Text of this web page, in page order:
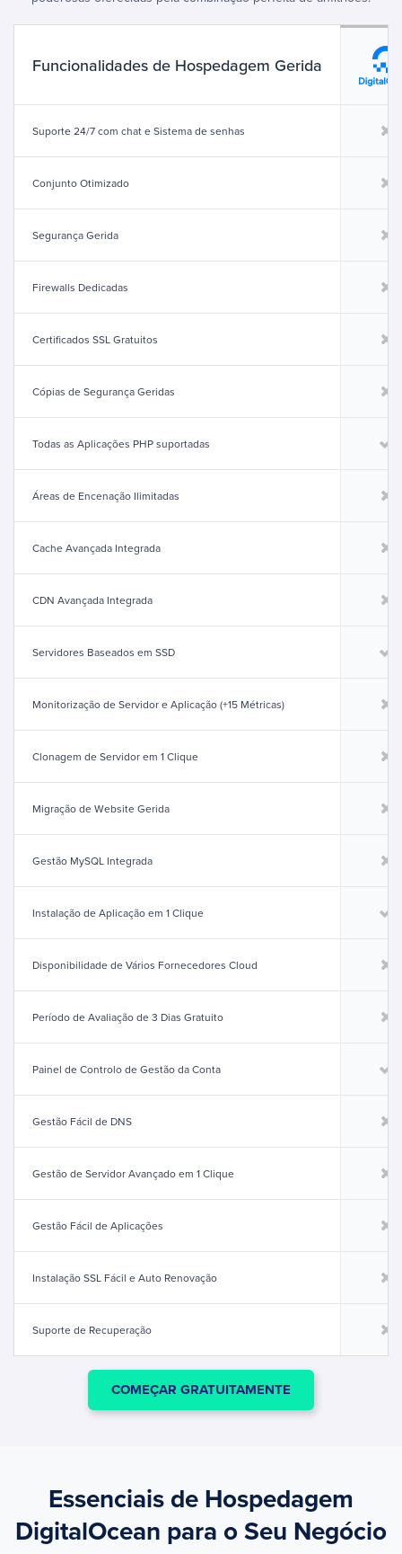
Funcionalidades de Hospedagem Gerida
Suporte 24/7 com chat e Sistema de senhas
Conjunto Otimizado
Segurança Gerida
Firewalls Dedicadas
Certificados SSL Gratuitos
Cópias de Segurança Geridas
Todas as Aplicações PHP suportadas
Áreas de Encenação Ilimitadas
Cache Avançada Integrada
CDN Avançada Integrada
Servidores Baseados em SSD
Monitorização de Servidor e Aplicação (+15 Métricas)
Clonagem de Servidor em 1 Clique
Migração de Website Gerida
Gestão MySQL Integrada
Instalação de Aplicação em 1 Clique
Disponibilidade de Vários Fornecedores Cloud
Período de Avaliação de 3 Dias Gratuito
Painel de Controlo de Gestão da Conta
Gestão Fácil de DNS
Gestão de Servidor Avançado em 1 Clique
Gestão Fácil de Aplicações
Instalação SSL Fácil e Auto Renovação
Suporte de Recuperação
COMEÇAR GRATUITAMENTE
Essenciais de Hospedagem
DigitalOcean para o Seu Negócio